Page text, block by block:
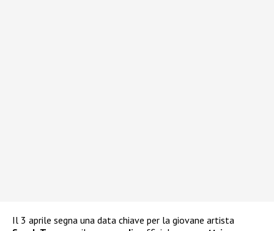
Il 3 aprile segna una data chiave per la giovane artista